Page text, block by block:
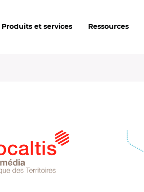
Produits et services Ressources